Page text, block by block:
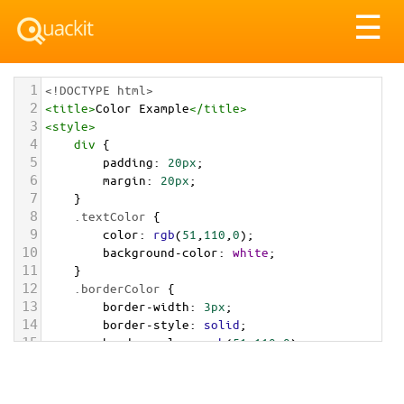
☰
1 <!DOCTYPE html>
2 <title>Color Example</title>
3 <style>
4 div {
5 padding: 20px;
6 margin: 20px;
7 }
8 .textColor {
9 color: rgb(51 110 0);
10 background-color: white;
11 }
12 .borderColor {
13 border-width: 3px;
14 border-style: solid;
15 border-color: rgb(51,110,0);